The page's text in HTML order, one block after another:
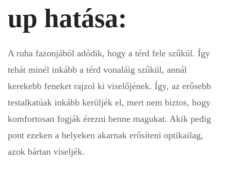
up hatása:
A ruha fazonjából adódik, hogy a térd fele szűkül. Így
tehát minél inkább a térd vonaláig szűkül, annál
kerekebb feneket rajzol ki viselőjének. Így, az erősebb
testalkatúak inkább kerüljék el, mert nem biztos, hogy
komfortosan fogják érezni benne magukat. Akik pedig
pont ezeken a helyeken akarnak erősíteni optikailag,
azok bártan viseljék.